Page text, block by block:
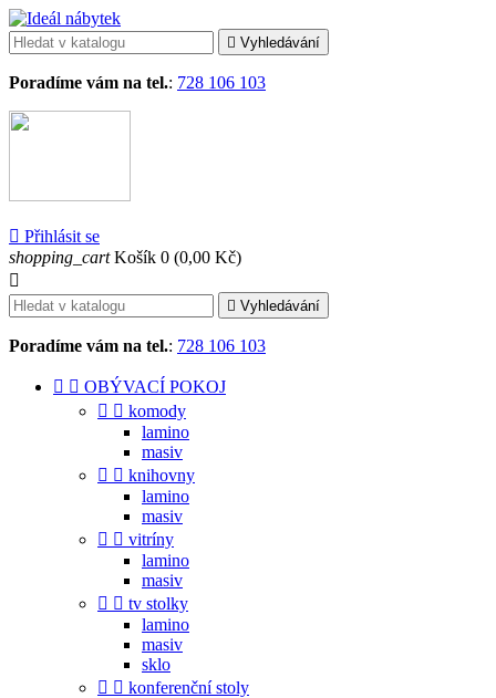
 Vyhledávání
Poradíme vám na tel.: 728 106 103
 Přihlásit se
shopping_cart Košík 0 (0,00 Kč)

 Vyhledávání
Poradíme vám na tel.: 728 106 103
  OBÝVACÍ POKOJ
  komody
lamino
masiv
  knihovny
lamino
masiv
  vitríny
lamino
masiv
  tv stolky
lamino
masiv
sklo
  konferenční stoly